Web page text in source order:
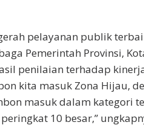
pelayanan publik
Pemerintah Provinsi,
penilaian terhadap
kita masuk Zona Hijau,
masuk dalam kategori
10 besar,”